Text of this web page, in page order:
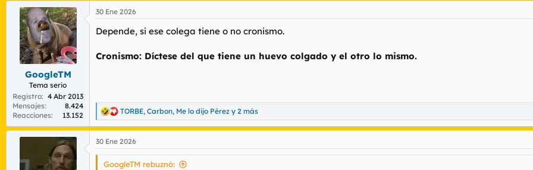
GoogleTM
Tema serio
Registro
4 Abr 2013
Mensajes
8.424
Reacciones
13.152
30 Ene 2026
Depende, si ese colega tiene o no cronismo.
Cronismo: Díctese del que tiene un huevo colgado y el otro lo mismo.
R
e
c
c
TORBE, Carbon, Me lo dijo Pérez y 2 más
30 Ene 2026
GoogleTM rebuznó: